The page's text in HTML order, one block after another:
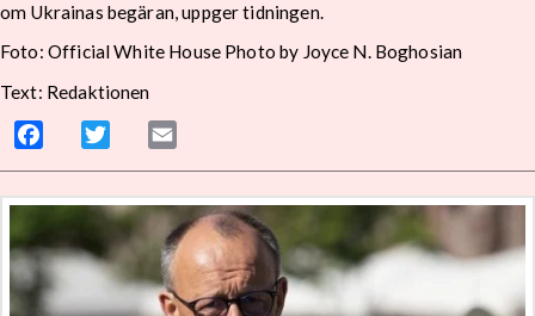
om Ukrainas begäran, uppger tidningen.
Foto: Official White House Photo by Joyce N. Boghosian
Text: Redaktionen
Facebook Twitter